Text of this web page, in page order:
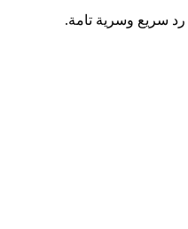
سريع وسرية تامة.